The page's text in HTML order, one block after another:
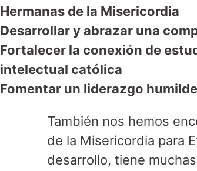
Hermanas de la Misericordia
Desarrollar y abrazar una
Fortalecer la conexión de
intelectual católica
Fomentar un liderazgo
También nos hemos
de la Misericordia para
desarrollo, tiene